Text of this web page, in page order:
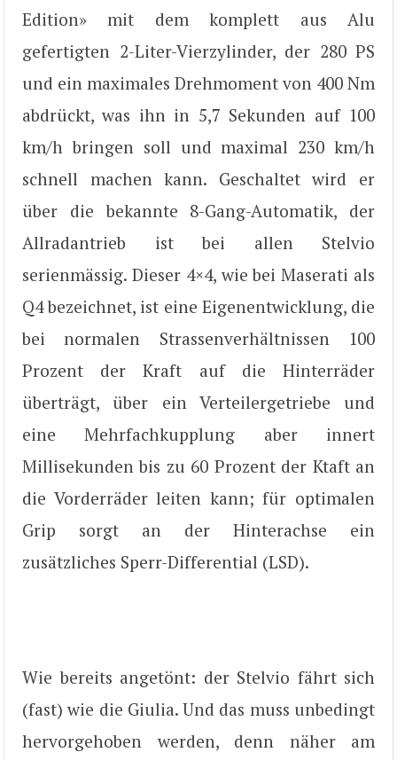
Edition» mit dem komplett aus Alu
gefertigten 2-Liter-Vierzylinder, der 280 PS
und ein maximales Drehmoment von 400 Nm
abdrückt, was ihn in 5,7 Sekunden auf 100
km/h bringen soll und maximal 230 km/h
schnell machen kann. Geschaltet wird er
über die bekannte 8-Gang-Automatik, der
Allradantrieb ist bei allen Stelvio
serienmässig. Dieser 4×4, wie bei Maserati als
Q4 bezeichnet, ist eine Eigenentwicklung, die
bei normalen Strassenverhältnissen 100
Prozent der Kraft auf die Hinterräder
überträgt, über ein Verteilergetriebe und
eine Mehrfachkupplung aber innert
Millisekunden bis zu 60 Prozent der Ktaft an
die Vorderräder leiten kann; für optimalen
Grip sorgt an der Hinterachse ein
zusätzliches Sperr-Differential (LSD).
Wie bereits angetönt: der Stelvio fährt sich
(fast) wie die Giulia. Und das muss unbedingt
hervorgehoben werden, denn näher am